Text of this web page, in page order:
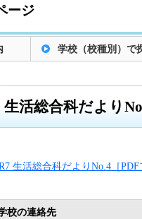
ージ
学校（校種別）で
生活総合科だより
生活総合科だよりNo.4［
校の連絡先